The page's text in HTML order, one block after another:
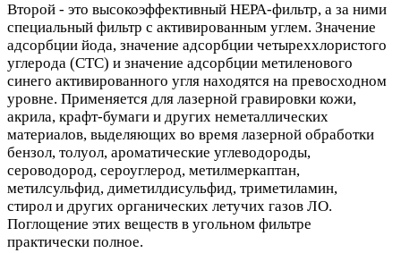
Второй - это высокоэффективный HEPA-фильтр, а за ними
специальный фильтр с активированным углем. Значение
адсорбции йода, значение адсорбции четыреххлористого
углерода (CTC) и значение адсорбции метиленового
синего активированного угля находятся на превосходном
уровне. Применяется для лазерной гравировки кожи,
акрила, крафт-бумаги и других неметаллических
материалов, выделяющих во время лазерной обработки
бензол, толуол, ароматические углеводороды,
сероводород, сероуглерод, метилмеркаптан,
метилсульфид, диметилдисульфид, триметиламин,
стирол и других органических летучих газов ЛО.
Поглощение этих веществ в угольном фильтре
практически полное.